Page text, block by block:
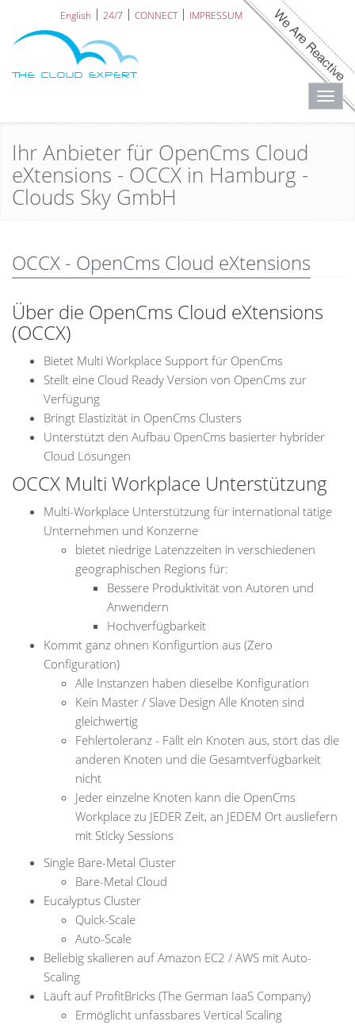
English 24/7 CONNECT IMPRESSUM
Ihr Anbieter für OpenCms Cloud
eXtensions - OCCX in Hamburg -
Clouds Sky GmbH
OCCX - OpenCms Cloud eXtensions
Über die OpenCms Cloud eXtensions
(OCCX)
Bietet Multi Workplace Support für OpenCms
Stellt eine Cloud Ready Version von OpenCms zur
Verfügung
Bringt Elastizität in OpenCms Clusters
Unterstützt den Aufbau OpenCms basierter hybrider
Cloud Lösungen
OCCX Multi Workplace Unterstützung
Multi-Workplace Unterstützung für international tätige
Unternehmen und Konzerne
bietet niedrige Latenzzeiten in verschiedenen
geographischen Regions für:
Bessere Produktivität von Autoren und
Anwendern
Hochverfügbarkeit
Kommt ganz ohnen Konfigurtion aus (Zero
Configuration)
Alle Instanzen haben dieselbe Konfiguration
Kein Master / Slave Design Alle Knoten sind
gleichwertig
Fehlertoleranz - Fällt ein Knoten aus, stört das die
anderen Knoten und die Gesamtverfügbarkeit
nicht
Jeder einzelne Knoten kann die OpenCms
Workplace zu JEDER Zeit, an JEDEM Ort ausliefern
mit Sticky Sessions
Single Bare-Metal Cluster
Bare-Metal Cloud
Eucalyptus Cluster
Quick-Scale
Auto-Scale
Beliebig skalieren auf Amazon EC2 / AWS mit Auto-
Scaling
Läuft auf ProfitBricks (The German IaaS Company)
Ermöglicht unfassbares Vertical Scaling